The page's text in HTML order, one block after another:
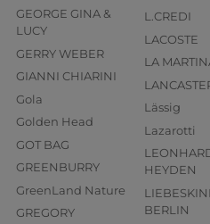
GEORGE GINA &
LUCY
GERRY WEBER
GIANNI CHIARINI
Gola
Golden Head
GOT BAG
GREENBURRY
GreenLand Nature
GREGORY
L.CREDI
LACOSTE
LA
Lässig
Lazarotti
HEYDEN
BERLIN